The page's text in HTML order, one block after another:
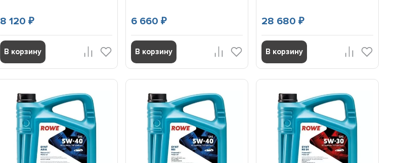
8 120₽
В корзину
6 660 ₽
В корзину
28 680 ₽
В корзину